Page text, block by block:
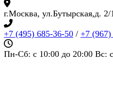
г.Москва, ул.Бутырская,д.
+7 (495) 685‑36‑50 / +7 (967)
Пн-Сб: c 10:00 до 20:00 Вс: